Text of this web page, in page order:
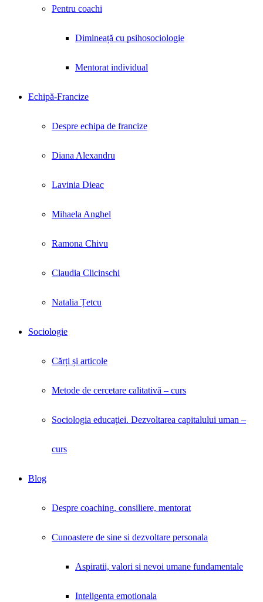
Pentru coachi
Dimineață cu psihosociologie
Mentorat individual
Echipă-Francize
Despre echipa de francize
Diana Alexandru
Lavinia Dieac
Mihaela Anghel
Ramona Chivu
Claudia Clicinschi
Natalia Țetcu
Sociologie
Cărți și articole
Metode de cercetare calitativă – curs
Sociologia educaţiei. Dezvoltarea capitalului uman –
curs
Blog
Despre coaching, consiliere, mentorat
Cunoastere de sine si dezvoltare personala
Aspiratii, valori si nevoi umane fundamentale
Inteligenta emotionala